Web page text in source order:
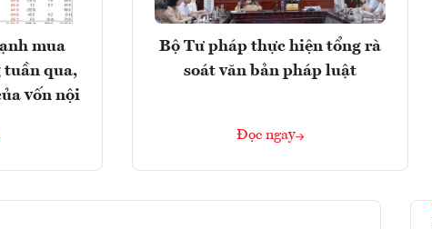
mua
qua,
vốn nội
Bộ Tư pháp thực hiện tổng rà
soát văn bản pháp luật
Đọc ngay